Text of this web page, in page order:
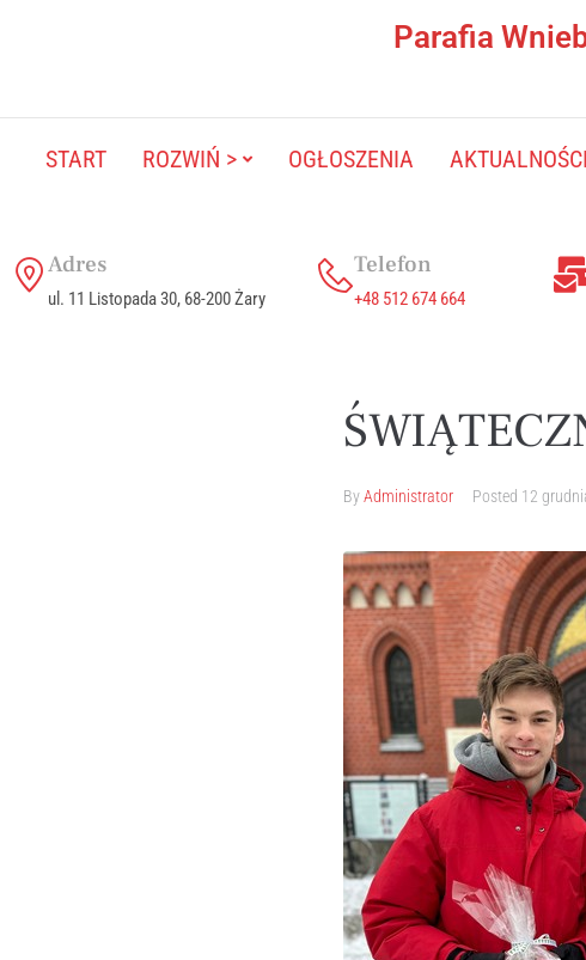
Parafia
START ROZWIŃ > OGŁOSZENIA AKTUALNOŚCI
Adres
ul. 11 Listopada 30, 68-200 Żary
Telefon
+48 512 674 664
ByAdministrator Posted 12